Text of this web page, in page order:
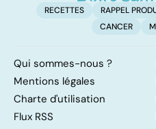
RECETTES RAPPEL
CANCER
Qui sommes-nous ?
Mentions légales
Charte d'utilisation
Flux RSS